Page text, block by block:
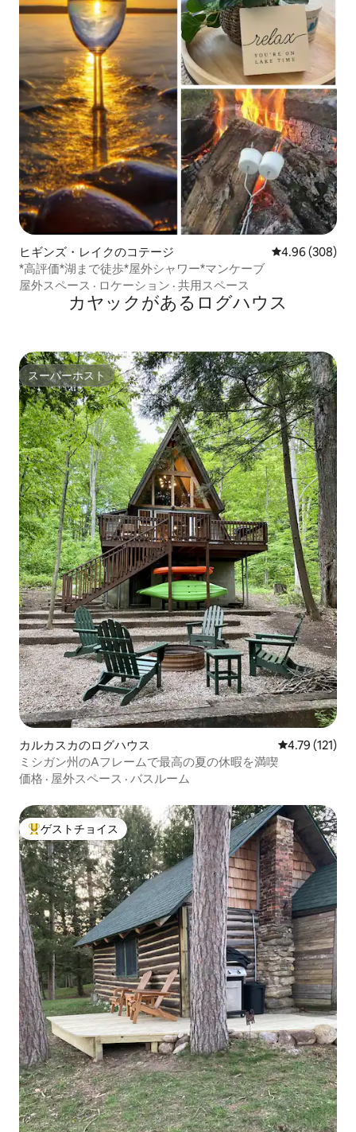
ヒギンズ・レイクのコテージ レビュー308
4.96 (308)
*高評価*湖まで徒歩*屋外シャワー*マンケーブ
屋外スペース · ロケーション · 共用スペース
カヤックがあるログハウス
スーパーホスト
スーパーホスト
カルカスカのログハウス レビュー121
4.79 (121)
ミシガン州のAフレームで最高の夏の休暇を満喫
価格 · 屋外スペース · バスルーム
大好評のゲストチョイスです。
ゲストチョイス